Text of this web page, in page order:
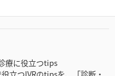
療に役立つtips